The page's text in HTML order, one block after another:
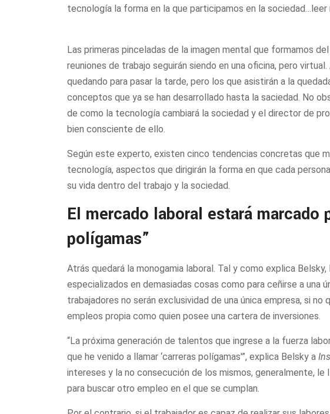
tecnología la forma en la que participamos en la sociedad…leer
Las primeras pinceladas de la imagen mental que formamos
reuniones de trabajo seguirán siendo en una oficina, pero
quedando para pasar la tarde, pero los que asistirán a la
conceptos que ya se han desarrollado hasta la saciedad. No
de como la tecnología cambiará la sociedad y el director de
bien consciente de ello.
Según este experto, existen cinco tendencias concretas que
tecnología, aspectos que dirigirán la forma en que cada
su vida dentro del trabajo y la sociedad.
El mercado laboral estará marcado
polígamas”
Atrás quedará la monogamia laboral. Tal y como explica
especializados en demasiadas cosas como para ceñirse a una
trabajadores no serán exclusividad de una única empresa, si no
empleos propia como quien posee una cartera de inversiones.
“La próxima generación de talentos que ingrese a la fuerza
que he venido a llamar ‘carreras polígamas'”, explica Belsky a
intereses y la no consecución de los mismos, generalmente, le
para buscar otro empleo en el que se cumplan.